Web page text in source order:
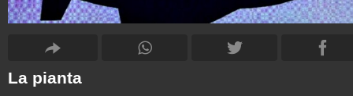
La pianta